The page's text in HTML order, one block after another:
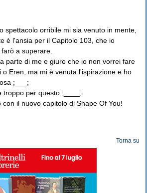
spettacolo orribile mi sia venuto in mente,
è l'ansia per il Capitolo 103, che io
a superare.
parte di me e giuro che io non vorrei fare
Eren, ma mi è venuta l'ispirazione e ho
;___;
troppo per questo ;____;
il nuovo capitolo di Shape Of You!
Torna su